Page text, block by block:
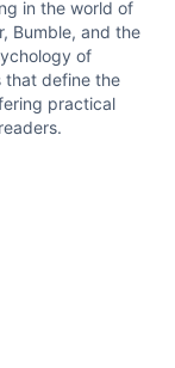
in the world of
Bumble, and the
of
that define the
practical